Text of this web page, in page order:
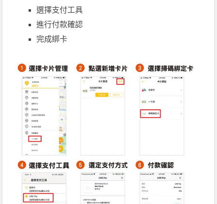
選擇支付工具
進行付款確認
完成綁卡